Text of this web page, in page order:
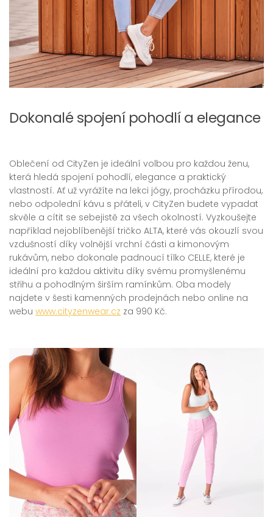
Dokonalé spojení pohodlí a elegance
Oblečení od CityZen je ideální volbou pro každou ženu,
která hledá spojení pohodlí, elegance a praktický
vlastností. Ať už vyrážíte na lekci jógy, procházku přírodou,
nebo odpolední kávu s přáteli, v CityZen budete vypadat
skvěle a cítit se sebejistě za všech okolností. Vyzkoušejte
například nejoblíbenější tričko ALTA, které vás okouzlí svou
vzdušností díky volnější vrchní části a kimonovým
rukávům, nebo dokonale padnoucí tílko CELLE, které je
ideální pro každou aktivitu díky svému promyšlenému
střihu a pohodlným širším ramínkům. Oba modely
najdete v šesti kamenných prodejnách nebo online na
webu www.cityzenwear.cz za 990 Kč.